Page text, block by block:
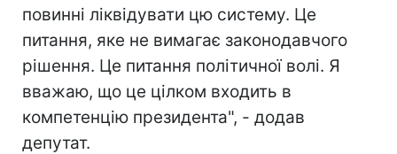
повинні ліквідувати цю систему. Це
питання, яке не вимагає законодавчого
рішення. Це питання політичної волі. Я
вважаю, що це цілком входить в
компетенцію президента", - додав
депутат.